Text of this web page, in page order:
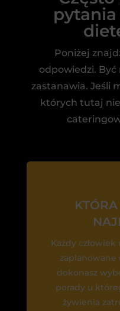
Poniżej
odpowiedzi. Być
zastanawia. Jeśli
których tutaj
Każdy
zaplanowane
dokonasz
porady u
żywienia